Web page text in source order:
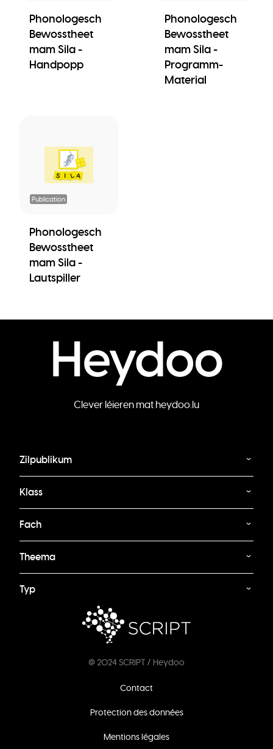
Phonologesch
Bewosstheet
mam Sila -
Handpopp
Phonologesch
Bewosstheet
mam Sila -
Programm-
Material
Publication
Phonologesch
Bewosstheet
mam Sila -
Lautspiller
Clever léieren mat heydoo.lu
Zilpublikum
Klass
Fach
Theema
Typ
@ 2024 SCRIPT / Heydoo
Contact
Protection des données
Mentions légales